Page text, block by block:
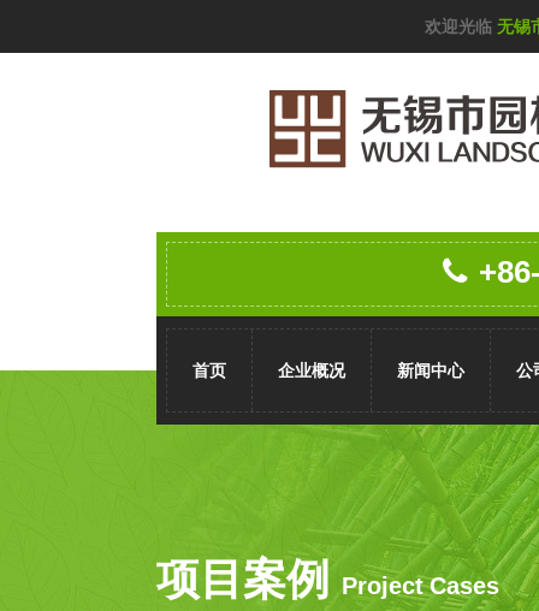
欢迎光临 无锡
首页 企业概况 新闻中心 公
项目案例 Project Cases